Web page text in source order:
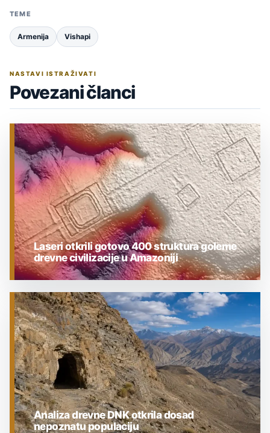
TEME
Armenija Vishapi
NASTAVI ISTRAŽIVATI
Povezani članci
ARHEOLOGIJA
Laseri otkrili gotovo 400 struktura goleme
drevne civilizacije u Amazoniji
Analiza drevne DNK otkrila dosad
nepoznatu populaciju